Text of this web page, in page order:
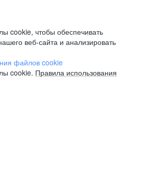
cookie, чтобы обеспечивать
веб-сайта и анализировать
файлов cookie
cookie. Правила использования